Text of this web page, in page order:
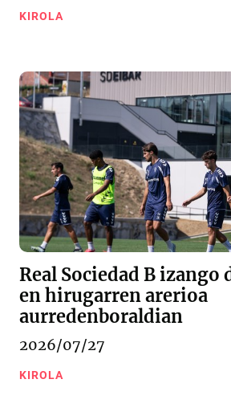
KIROLA
Real Sociedad B izango
en hirugarren arerioa
aurredenboraldian
2026/07/27
KIROLA